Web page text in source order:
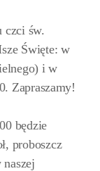
czci św.
Święte: w
i w
Zapraszamy!
będzie
proboszcz